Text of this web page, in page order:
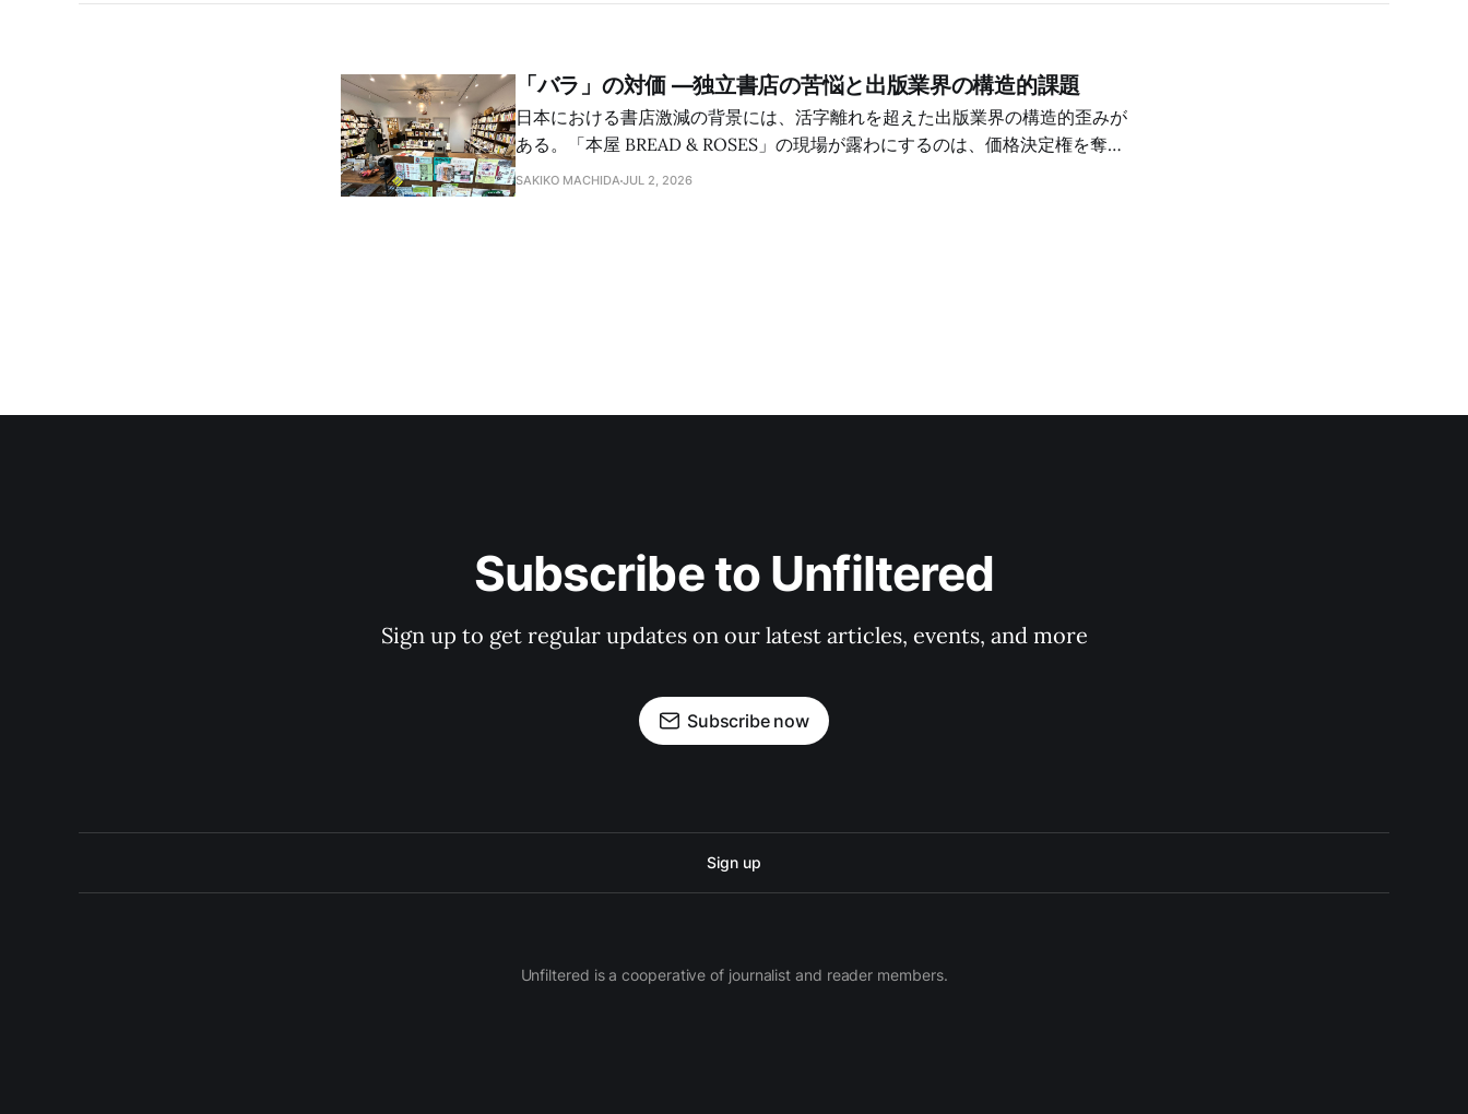
「バラ」の対価 —独立書店の苦悩と出版業界の構造的課題
日本における書店激減の背景には、活字離れを超えた出版業界の構造的歪みが
ある。「本屋 BREAD & ROSES」の現場が露わにするのは、価格決定権を奪わ
れた独立書店が、自己搾取のもと、かろうじて空間を維持している実態だ。高
SAKIKO MACHIDAJUL 2, 2026
Subscribe to Unfiltered
Sign up to get regular updates on our latest articles, events, and more
Subscribe now
Sign up
Unfiltered is a cooperative of journalist and reader members.